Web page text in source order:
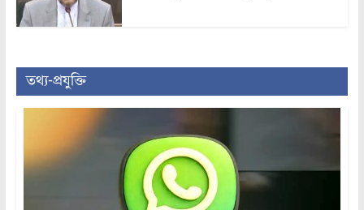
তথ্য-প্রযুক্তি